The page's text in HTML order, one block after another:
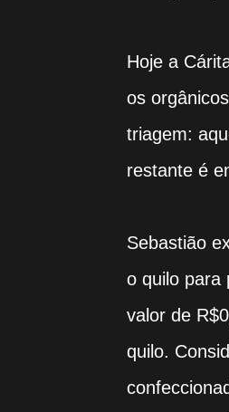
Hoje a
os
triagem:
restante é
Sebastião
o quilo para
valor de
quilo.